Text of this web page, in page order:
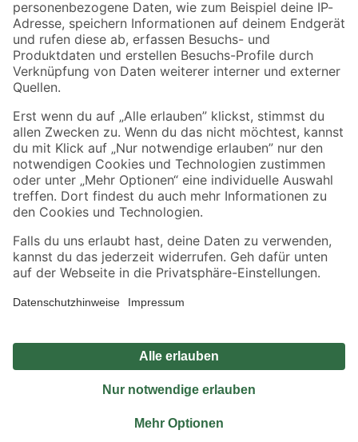
Zahlungsarten Versandarten
Sicher einkaufen
Jetzt die toom-App herunterladen
Alle Preisangaben in EUR inkl. gesetzl. MwSt.. Die dargestellten Angebote sind unter
Umständen nicht in allen Märkten verfügbar. Die angegebenen Verfügbarkeiten beziehen
Produkte nur solange der Vorrat reicht.
*Paketversand ab 59 € versandkostenfrei, gilt nicht für Artikel mit Speditionsversand, hier
Privatsphäre Impressum
Nutzungsbedingungen
Widerrufsrecht
Vertrag widerrufen
© 2026 toom Baumarkt GmbH